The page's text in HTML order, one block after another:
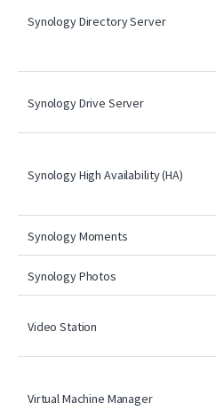
Synology Directory Server
Synology Drive Server
Synology High Availability (HA)
Synology Moments
Synology Photos
Video Station
Virtual Machine Manager